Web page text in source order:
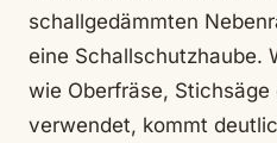
schallgedämmten
eine Schallschutzhaube.
wie Oberfräse, Stichsäge
verwendet, kommt